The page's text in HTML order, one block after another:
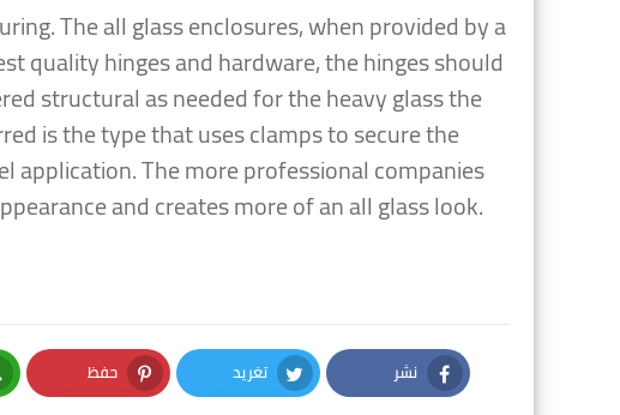
The all glass enclosures, when provided by a
quality hinges and hardware, the hinges should
structural as needed for the heavy glass the
is the type that uses clamps to secure the
application. The more professional companies
and creates more of an all glass look.
نشر
Facebook
تغريد
Twitter
حفظ
Pinterest